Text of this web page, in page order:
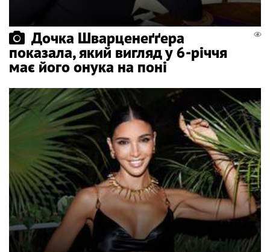
Дочка Шварценеґґера
показала, який вигляд у 6-річчя
має його онука на поні